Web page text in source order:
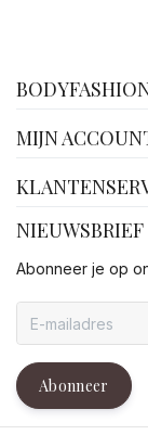
MIJN
NIEUWSBRIEF
Abonneer je op
Abonneer